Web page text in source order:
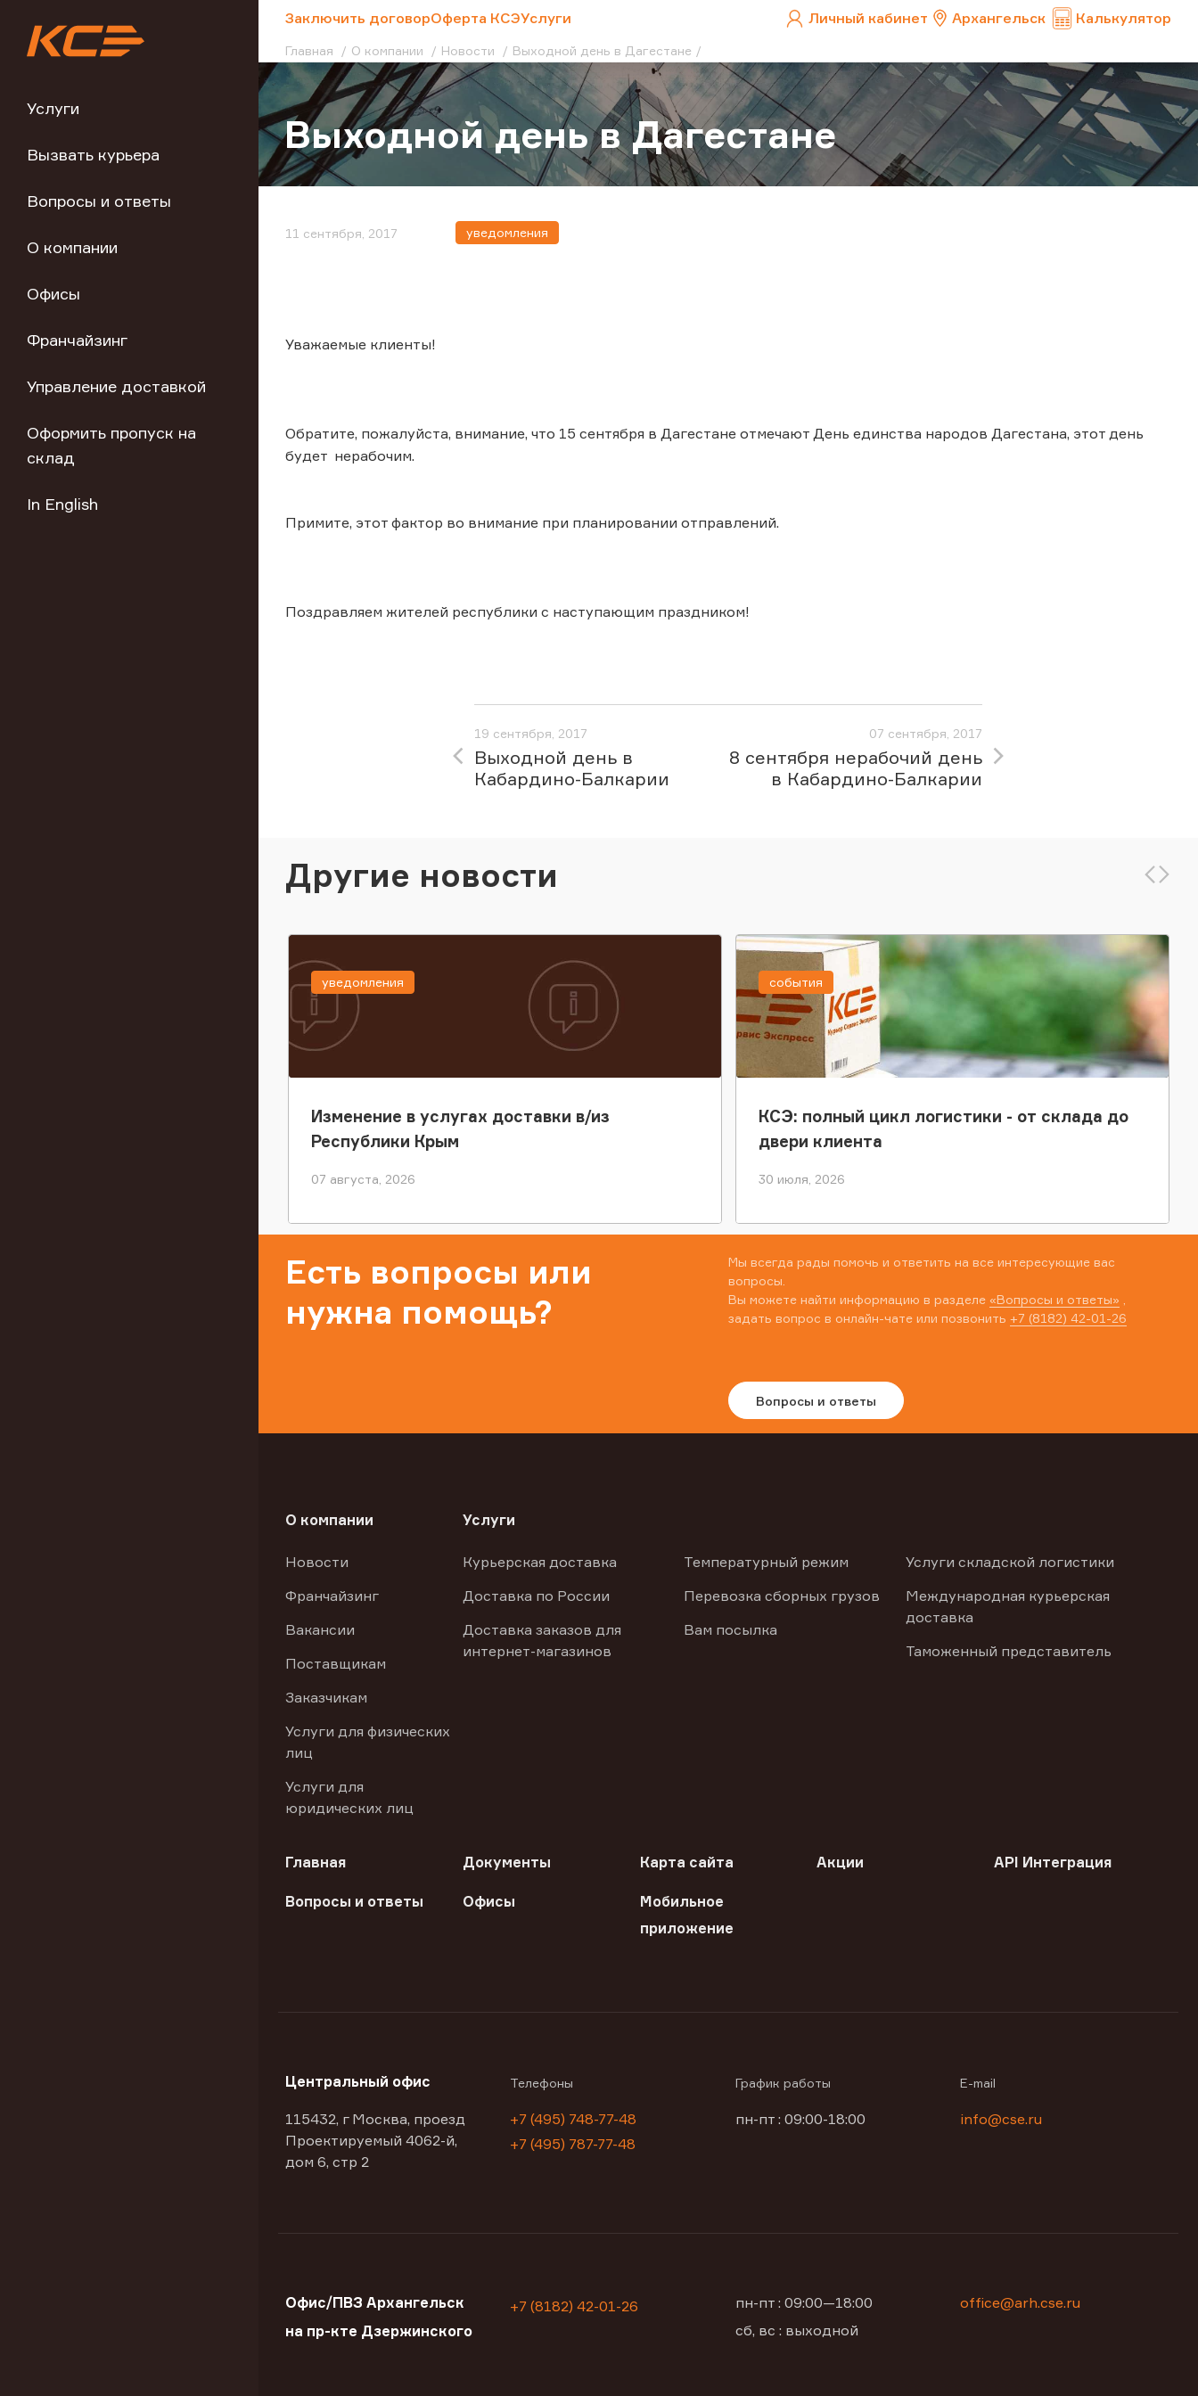
Услуги
Вызвать курьера
Вопросы и ответы
О компании
Офисы
Франчайзинг
Управление доставкой
Оформить пропуск на
склад
In English
Заключить договорОферта КСЭУслуги Личный кабинет Архангельск Калькулятор
Главная О компании Новости Выходной день в Дагестане
Выходной день в Дагестане
11 сентября, 2017 уведомления
Уважаемые клиенты!
Обратите, пожалуйста, внимание, что 15 сентября в Дагестане отмечают День единства народов Дагестана, этот день
будет нерабочим.
Примите, этот фактор во внимание при планировании отправлений.
Поздравляем жителей республики с наступающим праздником!
19 сентября, 2017
Выходной день в
Кабардино-Балкарии
07 сентября, 2017
8 сентября нерабочий день
в Кабардино-Балкарии
Другие новости
Изменение в услугах доставки в/из
Республики Крым
07 августа, 2026
уведомления
КСЭ: полный цикл логистики - от склада до
двери клиента
30 июля, 2026
события
Есть вопросы или
нужна помощь?
Мы всегда рады помочь и ответить на все интересующие вас
вопросы.
Вы можете найти информацию в разделе «Вопросы и ответы»
задать вопрос в онлайн-чате или позвонить +7 (8182) 42-01-26
Вопросы и ответы
О компании
Новости
Франчайзинг
Вакансии
Поставщикам
Заказчикам
Услуги для физических
лиц
Услуги для
юридических лиц
Услуги
Курьерская доставка
Доставка по России
Доставка заказов для
интернет-магазинов
Температурный режим
Перевозка сборных грузов
Вам посылка
Услуги складской логистики
Международная курьерская
доставка
Таможенный представитель
Главная Документы Карта сайта Акции API Интеграция
Вопросы и ответы Офисы
Мобильное
приложение
Центральный офис
115432, г Москва, проезд
Проектируемый 4062-й,
дом 6, стр 2
Телефоны
+7 (495) 748-77-48
+7 (495) 787-77-48
График работы
пн-пт : 09:00-18:00
E-mail
info@cse.ru
Офис/ПВЗ Архангельск
на пр-кте Дзержинского
+7 (8182) 42-01-26
пн-пт : 09:00—18:00
сб, вс : выходной
office@arh.cse.ru